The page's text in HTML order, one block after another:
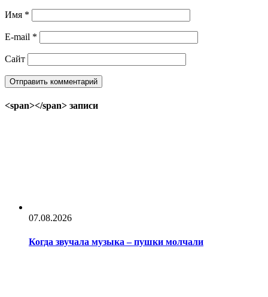
Имя *
E-mail *
Сайт
<span></span> записи
07.08.2026
Когда звучала музыка – пушки молчали